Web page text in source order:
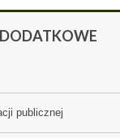
DODATKOWE
publicznej